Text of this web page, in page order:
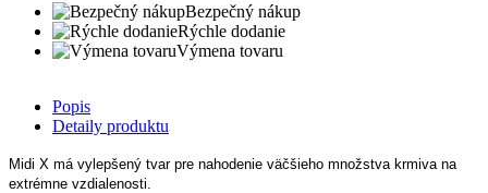
Bezpečný nákup
Rýchle dodanie
Výmena tovaru
Popis
Detaily produktu
Midi X má vylepšený tvar pre nahodenie väčšieho množstva krmiva na
extrémne vzdialenosti.